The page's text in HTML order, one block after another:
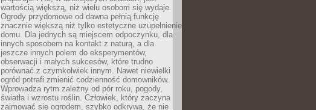
wartością większą, niż wielu osobom się wydaje.
Ogrody przydomowe od dawna pełnią funkcję
znacznie większą niż tylko estetyczne uzupełnienie
domu. Dla jednych są miejscem odpoczynku, dla
innych sposobem na kontakt z naturą, a dla
jeszcze innych polem do eksperymentów,
obserwacji i małych sukcesów, które trudno
porównać z czymkolwiek innym. Nawet niewielki
ogród potrafi zmienić codzienność domowników.
Wprowadza rytm zależny od pór roku, pogody,
światła i wzrostu roślin. Człowiek, który zaczyna
zajmować się ogrodem, szybko odkrywa, że nie